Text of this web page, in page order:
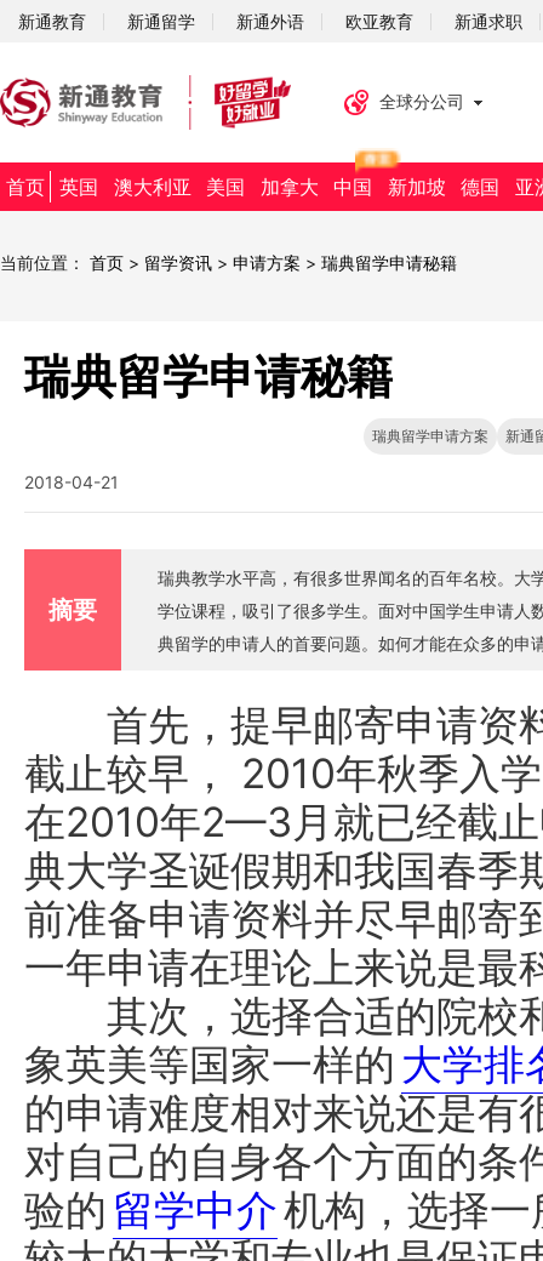
新通教育 新通留学 新通外语 欧亚教育 新通求职
全球分公司
首页 英国 澳大利亚 美国 加拿大 中国 新加坡 德国 亚
当前位置： 首页 > 留学资讯 > 申请方案 > 瑞典留学申请秘籍
瑞典留学申请秘籍
瑞典留学申请方案 新通
2018-04-21
摘要
瑞典教学水平高，有很多世界闻名的百年名校。
学位课程，吸引了很多学生。面对中国学生申请
典留学的申请人的首要问题。如何才能在众多的申
首先，提早邮寄申请资
截止较早， 2010年秋季入
在2010年2—3月就已经截
典大学圣诞假期和我国春季
前准备申请资料并尽早邮寄
一年申请在理论上来说是最
其次，选择合适的院校
象英美等国家一样的 大学排
的申请难度相对来说还是有
对自己的自身各个方面的条
验的 留学中介机构，选择